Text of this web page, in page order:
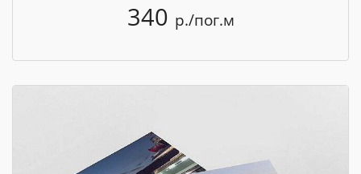
340 р./пог.м